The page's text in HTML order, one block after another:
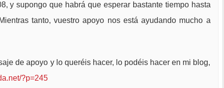
y supongo que habrá que esperar bastante tiempo hasta
tanto, vuestro apoyo nos está ayudando mucho a
de apoyo y lo queréis hacer, lo podéis hacer en mi blog,
?p=245